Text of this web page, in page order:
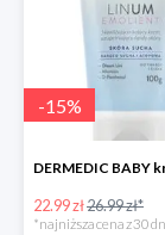
-15%
22.99 zł26.99 zł*